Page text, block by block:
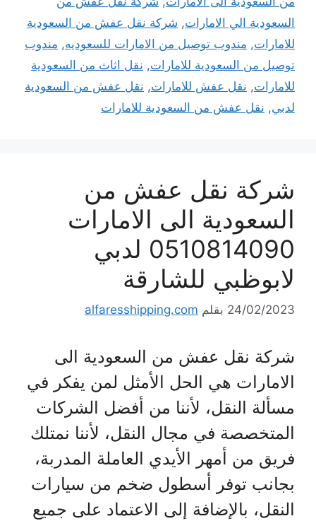
السعودية الي الامارات, شركة نقل عفش من السعودية
للامارات, مندوب توصيل من الامارات للسعوديه, مندوب
توصيل من السعودية للامارات, نقل اثاث من السعودية
للامارات, نقل عفش للامارات, نقل عفش من السعودية
لدبي, نقل عفش من السعودية للامارات
شركة نقل عفش من
السعودية الى الامارات
0510814090 لدبي
لابوظبي للشارقة
24/02/2023 بقلم alfaresshipping.com
شركة نقل عفش من السعودية الى
الامارات هي الحل الأمثل لمن يفكر في
مسألة النقل، لأننا من أفضل الشركات
المتخصصة في مجال النقل، لأننا نمتلك
فريق من أمهر الأيدي العاملة المدربة،
بجانب توفر أسطول ضخم من سيارات
النقل، بالإضافة إلى الاعتماد على جميع